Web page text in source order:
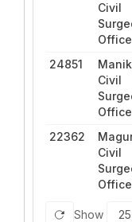
Civil
Office
24851
Civil
Office
22362
Civil
Office
Show